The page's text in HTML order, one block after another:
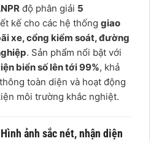
độ phân giải 5
kế cho các hệ thống giao
xe, cổng kiểm soát, đường
. Sản phẩm nổi bật với
biển số lên tới 99%, khả
toàn diện và hoạt động
môi trường khắc nghiệt.
ảnh sắc nét, nhận diện